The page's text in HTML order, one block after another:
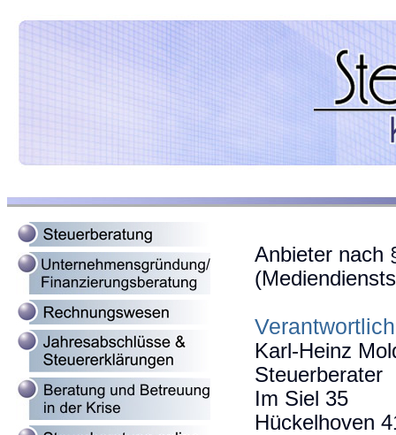
Anbieter nach
Karl-Heinz
Steuerberater
Im Siel 35
Hückelhoven